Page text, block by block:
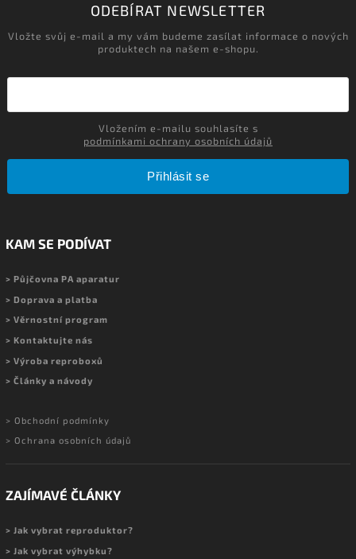
ODEBÍRAT NEWSLETTER
Vložte svůj e-mail a my vám budeme zasílat informace o nových
produktech na našem e-shopu.
podmínkami ochrany osobních údajů
Přihlásit se
KAM SE PODÍVAT
> Půjčovna PA aparatur
> Doprava a platba
> Věrnostní program
> Kontaktujte nás
> Výroba reproboxů
> Články a návody
> Obchodní podmínky
> Ochrana osobních údajů
ZAJÍMAVÉ ČLÁNKY
> Jak vybrat reproduktor?
> Jak vybrat výhybku?